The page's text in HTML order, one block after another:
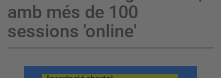
amb més de 100
sessions 'online'